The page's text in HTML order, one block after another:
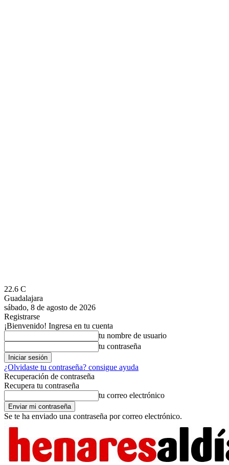
22.6 C
Guadalajara
sábado, 8 de agosto de 2026
Registrarse
¡Bienvenido! Ingresa en tu cuenta
tu nombre de usuario
tu contraseña
¿Olvidaste tu contraseña? consigue ayuda
Recuperación de contraseña
Recupera tu contraseña
tu correo electrónico
Se te ha enviado una contraseña por correo electrónico.